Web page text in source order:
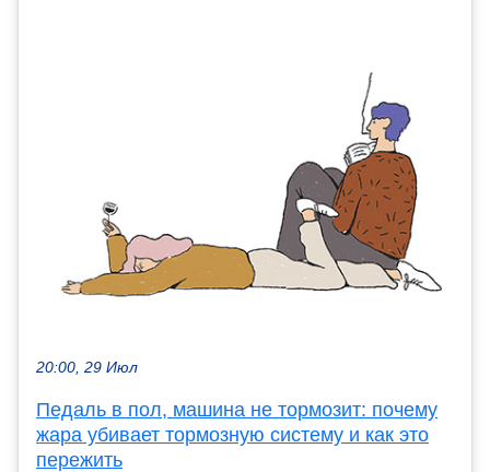
20:00, 29 Июл
Педаль в пол, машина не тормозит: почему
жара убивает тормозную систему и как это
пережить